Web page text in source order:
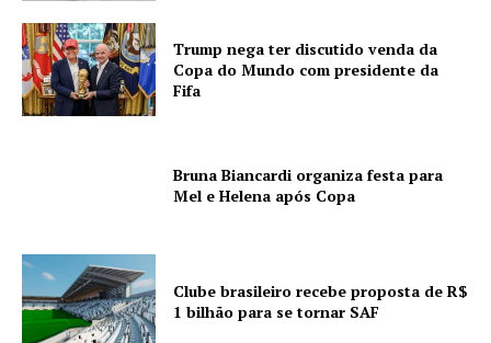
Trump nega ter discutido venda da
Copa do Mundo com presidente da
Fifa
Bruna Biancardi organiza festa para
Mel e Helena após Copa
Clube brasileiro recebe proposta de R$
1 bilhão para se tornar SAF